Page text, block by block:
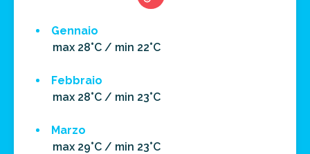
Gennaio
max 28°C / min 22°C
Febbraio
max 28°C / min 23°C
Marzo
max 29°C / min 23°C